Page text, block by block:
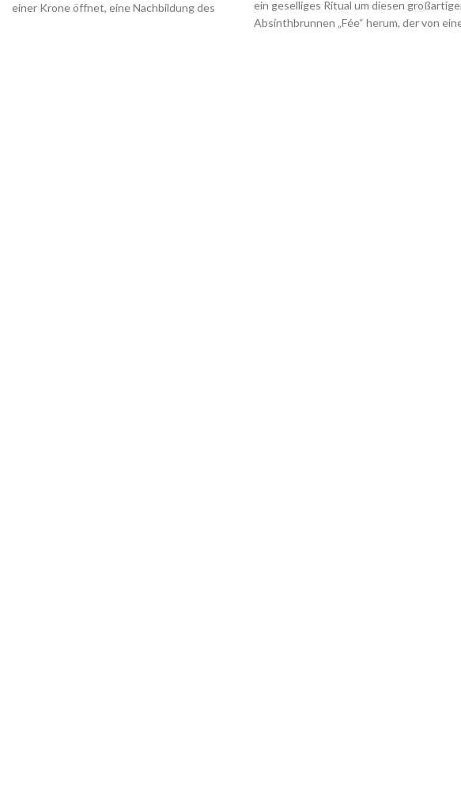
einer Krone öffnet, eine Nachbildung des
ein geselliges Ritual um diesen
Absinthbrunnen „Fée“ herum, der von